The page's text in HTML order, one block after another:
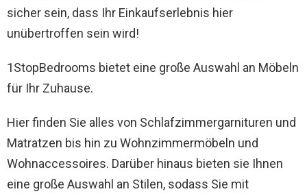
sicher sein, dass Ihr Einkaufserlebnis hier
unübertroffen sein wird!
1StopBedrooms bietet eine große Auswahl an Möbeln
für Ihr Zuhause.
Hier finden Sie alles von Schlafzimmergarnituren und
Matratzen bis hin zu Wohnzimmermöbeln und
Wohnaccessoires. Darüber hinaus bieten sie Ihnen
eine große Auswahl an Stilen, sodass Sie mit